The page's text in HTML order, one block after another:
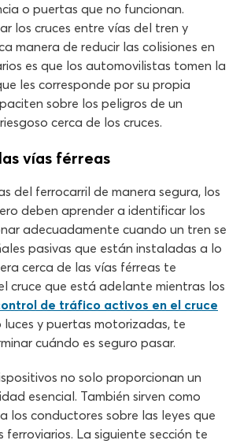
o puertas que no funcionan.
los cruces entre vías del tren y
manera de reducir las colisiones en
es que los automovilistas tomen la
les corresponde por su propia
sobre los peligros de un
cerca de los cruces.
vías férreas
del ferrocarril de manera segura, los
deben aprender a identificar los
adecuadamente cuando un tren se
pasivas que están instaladas a lo
cerca de las vías férreas te
cruce que está adelante mientras los
de tráfico activos en el cruce
luces y puertas motorizadas, te
cuándo es seguro pasar.
no solo proporcionan un
esencial. También sirven como
los conductores sobre las leyes que
ferroviarios. La siguiente sección te